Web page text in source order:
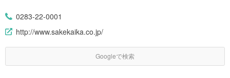
0283-22-0001
http://www.sakekaika.co.jp/
Googleで検索